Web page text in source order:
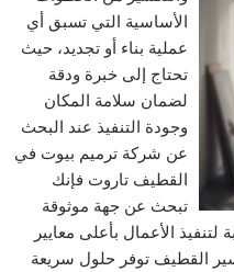
الأساسية التي تسبق أي
عملية بناء أو تجديد، حيث
تحتاج إلى خبرة ودقة
لضمان سلامة المكان
وجودة التنفيذ عند البحث
عن شركة ترميم بيوت في
القطيف تاروت فإنك
تبحث عن جهة موثوقة
لتنفيذ الأعمال بأعلى معايير
القطيف توفر حلول سريعة